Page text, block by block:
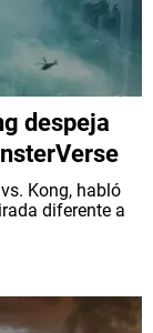
despeja
Kong, habló
diferente a